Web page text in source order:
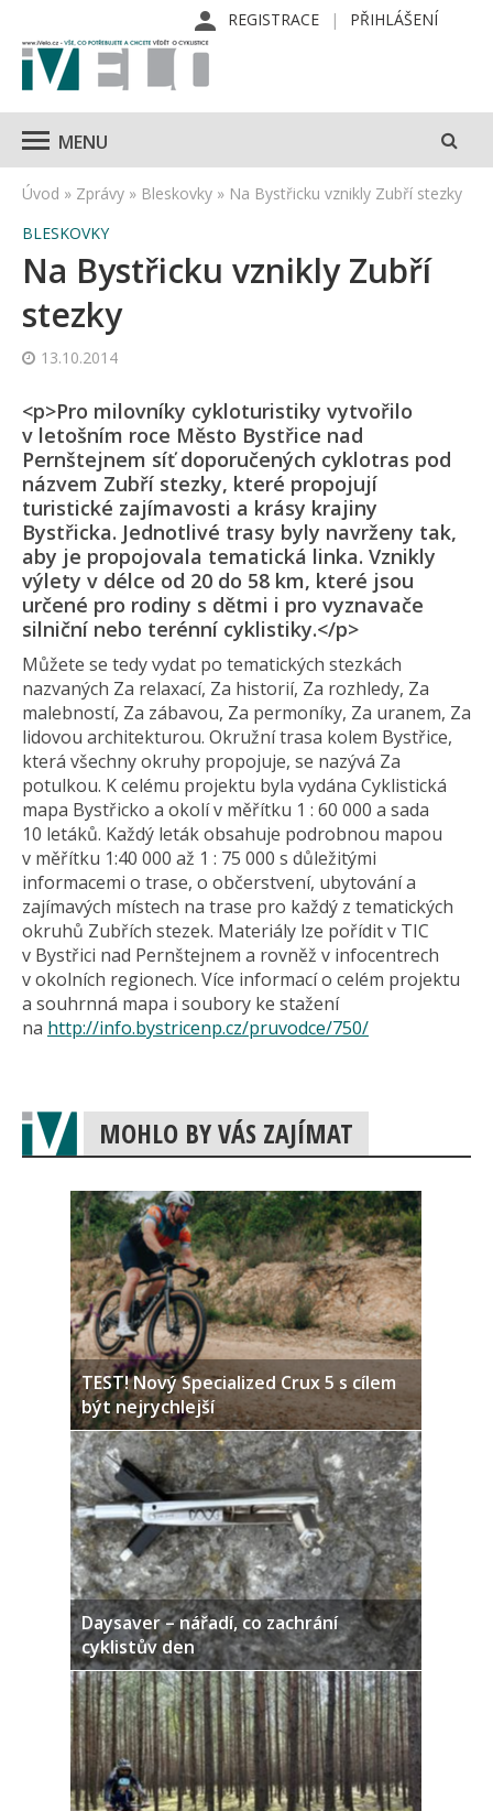
REGISTRACE PŘIHLÁŠENÍ
MENU
Úvod » Zprávy » Bleskovky » Na Bystřicku vznikly Zubří stezky
BLESKOVKY
Na Bystřicku vznikly Zubří
stezky
13.10.2014
<p>Pro milovníky cykloturistiky vytvořilo
v letošním roce Město Bystřice nad
Pernštejnem síť doporučených cyklotras pod
názvem Zubří stezky, které propojují
turistické zajímavosti a krásy krajiny
Bystřicka. Jednotlivé trasy byly navrženy tak,
aby je propojovala tematická linka. Vznikly
výlety v délce od 20 do 58 km, které jsou
určené pro rodiny s dětmi i pro vyznavače
silniční nebo terénní cyklistiky.</p>
Můžete se tedy vydat po tematických stezkách
nazvaných Za relaxací, Za historií, Za rozhledy, Za
malebností, Za zábavou, Za permoníky, Za uranem, Za
lidovou architekturou. Okružní trasa kolem Bystřice,
která všechny okruhy propojuje, se nazývá Za
potulkou. K celému projektu byla vydána Cyklistická
mapa Bystřicko a okolí v měřítku 1 : 60 000 a sada
10 letáků. Každý leták obsahuje podrobnou mapou
v měřítku 1:40 000 až 1 : 75 000 s důležitými
informacemi o trase, o občerstvení, ubytování a
zajímavých místech na trase pro každý z tematických
okruhů Zubřích stezek. Materiály lze pořídit v TIC
v Bystřici nad Pernštejnem a rovněž v infocentrech
v okolních regionech. Více informací o celém projektu
a souhrnná mapa i soubory ke stažení
na http://info.bystricenp.cz/pruvodce/750/
MOHLO BY VÁS ZAJÍMAT
TEST! Nový Specialized Crux 5 s cílem
být nejrychlejší
Daysaver – nářadí, co zachrání
cyklistův den